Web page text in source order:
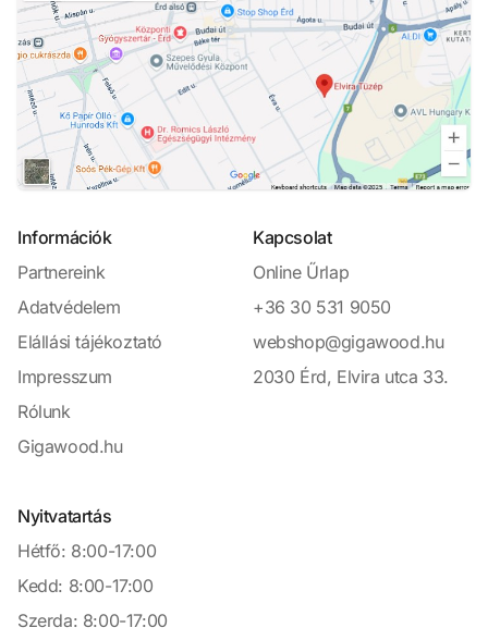
Információk
Partnereink
Adatvédelem
Elállási tájékoztató
Impresszum
Rólunk
Gigawood.hu
Kapcsolat
Online Űrlap
+36 30 531 9050
webshop@gigawood.hu
2030 Érd, Elvira utca 33.
Nyitvatartás
Hétfő: 8:00-17:00
Kedd: 8:00-17:00
Szerda: 8:00-17:00